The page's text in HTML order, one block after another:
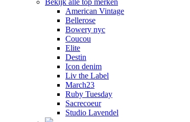
Bekijk alle top merken
American Vintage
Bellerose
Bowery nyc
Coucou
Elite
Destin
Icon denim
Liv the Label
March23
Ruby Tuesday
Sacrecoeur
Studio Lavendel